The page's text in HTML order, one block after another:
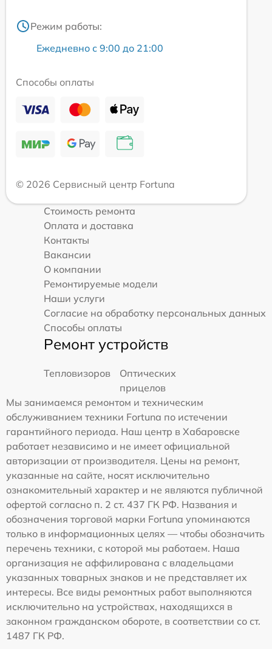
Режим работы:
Ежедневно с 9:00 до 21:00
Способы оплаты
© 2026 Сервисный центр Fortuna
Стоимость ремонта
Оплата и доставка
Контакты
Вакансии
О компании
Ремонтируемые модели
Наши услуги
Согласие на обработку персональных данных
Способы оплаты
Ремонт устройств
Тепловизоров
Оптических
прицелов
Мы занимаемся ремонтом и техническим
обслуживанием техники Fortuna по истечении
гарантийного периода. Наш центр в Хабаровске
работает независимо и не имеет официальной
авторизации от производителя. Цены на ремонт,
указанные на сайте, носят исключительно
ознакомительный характер и не являются публичной
офертой согласно п. 2 ст. 437 ГК РФ. Названия и
обозначения торговой марки Fortuna упоминаются
только в информационных целях — чтобы обозначить
перечень техники, с которой мы работаем. Наша
организация не аффилирована с владельцами
указанных товарных знаков и не представляет их
интересы. Все виды ремонтных работ выполняются
исключительно на устройствах, находящихся в
законном гражданском обороте, в соответствии со ст.
1487 ГК РФ.